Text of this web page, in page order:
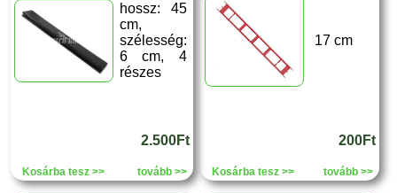
hossz: 45
cm,
szélesség:
6 cm, 4
részes
2.500Ft
Kosárba tesz >> tovább >>
17 cm
200Ft
Kosárba tesz >> tovább >>